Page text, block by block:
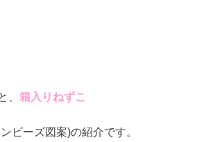
、 箱入りねずこ
ビーズ図案)の紹介です。